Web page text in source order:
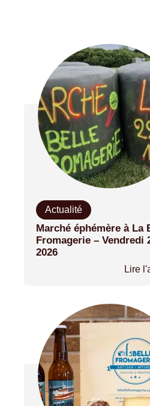
Actualité
Marché éphémère à La
Fromagerie – Vendredi
2026
Lire